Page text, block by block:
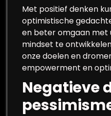
Met positief denken
optimistische
en beter omgaan met
mindset te
onze doelen en
empowerment en
Negatieve